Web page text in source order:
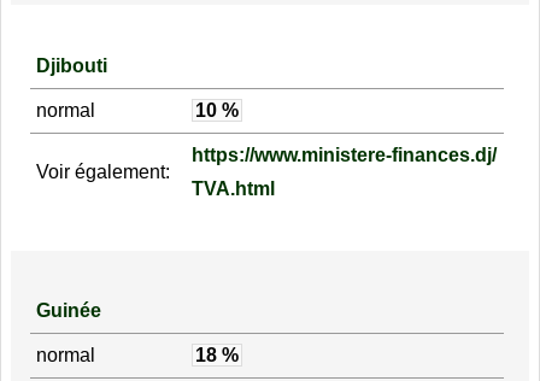
Djibouti
normal 10 %
Voir également:
https://www.ministere-finances.dj/
TVA.html
Guinée
normal 18 %